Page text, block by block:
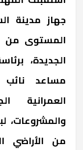
جهاز مدينة
المستوى من
الجديدة،
مساعد
العمرانية
والمشروعات،
من الأراضي